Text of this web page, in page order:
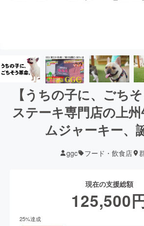
【うちの子に、ごち
ステーキ専門店の上
ムジャーキー、
ggc フード・飲食店
現在の支援総額
125,500
25%達成